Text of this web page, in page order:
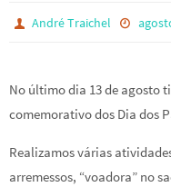
André Traichel
No último dia 13 de agosto
comemorativo dos Dia dos
Realizamos várias
arremessos, “voadora” no